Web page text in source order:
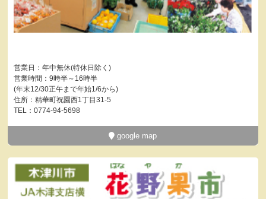
営業日：年中無休(特休日除く)
営業時間：9時半～16時半
(年末12/30正午まで年始1/6から)
住所：精華町祝園西1丁目31-5
TEL：0774-94-5698
google map